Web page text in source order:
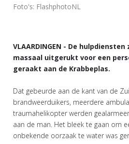
Foto's: FlashphotoNL
VLAARDINGEN - De
massaal uitgerukt voor een
geraakt aan de Krabbeplas.
Dat gebeurde aan de kant van de
brandweerduikers, meerdere
traumahelikopter werden
aan de man. Het bleek te gaan om
onbekende oorzaak te water was